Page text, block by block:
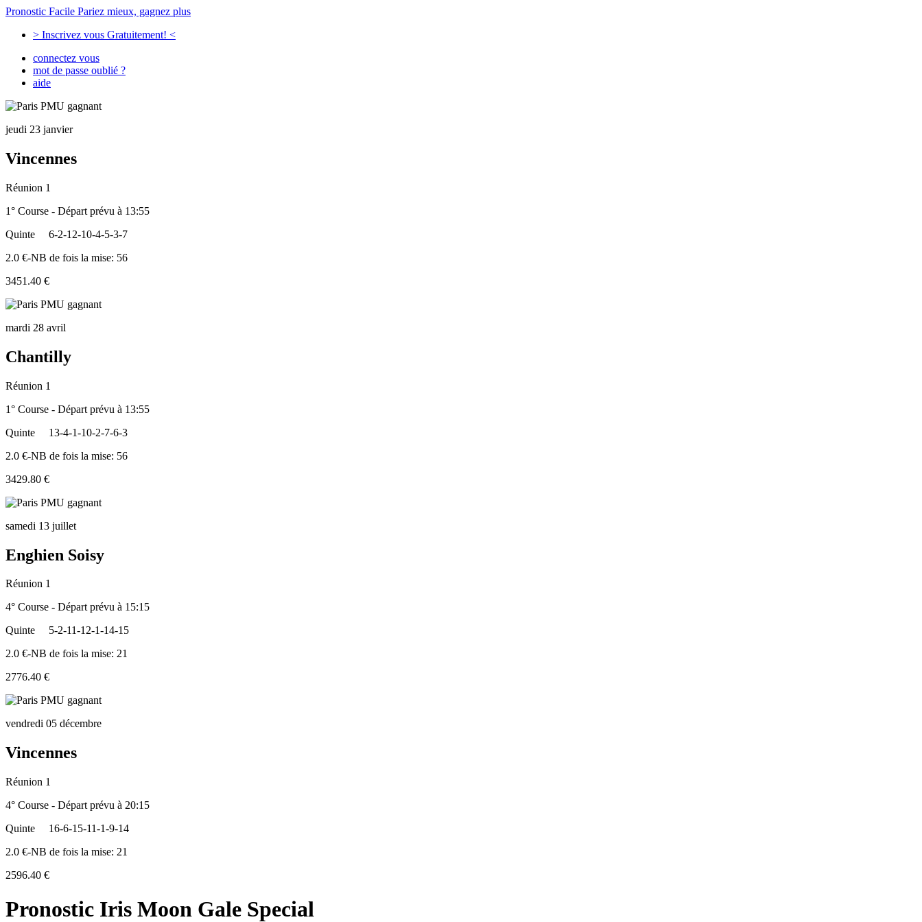
Pronostic Facile Pariez mieux, gagnez plus
> Inscrivez vous Gratuitement! <
connectez vous
mot de passe oublié ?
aide
jeudi 23 janvier
Vincennes
Réunion 1
1° Course - Départ prévu à 13:55
Quinte
6-2-12-10-4-5-3-7
2.0 €-NB de fois la mise: 56
3451.40 €
mardi 28 avril
Chantilly
Réunion 1
1° Course - Départ prévu à 13:55
Quinte
13-4-1-10-2-7-6-3
2.0 €-NB de fois la mise: 56
3429.80 €
samedi 13 juillet
Enghien Soisy
Réunion 1
4° Course - Départ prévu à 15:15
Quinte
5-2-11-12-1-14-15
2.0 €-NB de fois la mise: 21
2776.40 €
vendredi 05 décembre
Vincennes
Réunion 1
4° Course - Départ prévu à 20:15
Quinte
16-6-15-11-1-9-14
2.0 €-NB de fois la mise: 21
2596.40 €
Pronostic Iris Moon Gale Special